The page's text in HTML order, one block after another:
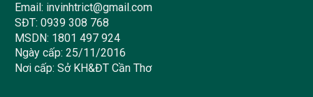
Email: invinhtrict@gmail.com
SĐT: 0939 308 768
MSDN: 1801 497 924
Ngày cấp: 25/11/2016
Nơi cấp: Sở KH&ĐT Cần Thơ